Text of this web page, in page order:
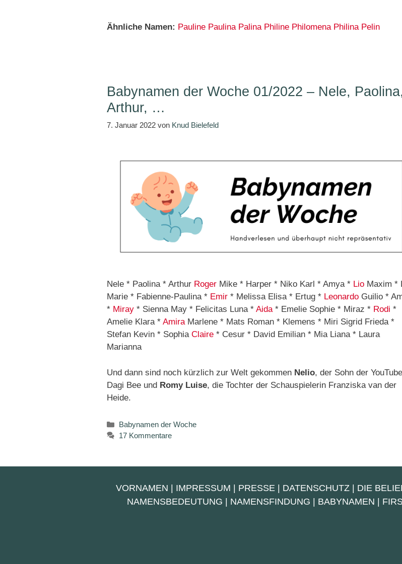
Ähnliche Namen: Pauline Paulina Palina Philine Philomena Philina Pelin
Babynamen der Woche 01/2022 – Nele, Paolina,
Arthur, …
7. Januar 2022 von Knud Bielefeld
Nele * Paolina * Arthur Roger Mike * Harper * Niko Karl * Amya * Lio Maxim *
Marie * Fabienne-Paulina * Emir * Melissa Elisa * Ertug * Leonardo Guilio *
* Miray * Sienna May * Felicitas Luna * Aida* Emelie Sophie * Miraz * Rodi *
Amelie Klara * AmiraMarlene * Mats Roman * Klemens * Miri Sigrid Frieda *
Stefan Kevin * Sophia Claire * Cesur * David Emilian * Mia Liana * Laura
Marianna
Und dann sind noch kürzlich zur Welt gekommen Nelio, der Sohn der
Dagi Bee und Romy Luise, die Tochter der Schauspielerin Franziska van der
Heide.
Kategorien
Babynamen der Woche
17 Kommentare
VORNAMEN | IMPRESSUM | PRESSE | DATENSCHUTZ| DIE
NAMENSBEDEUTUNG | NAMENSFINDUNG | BABYNAMEN |